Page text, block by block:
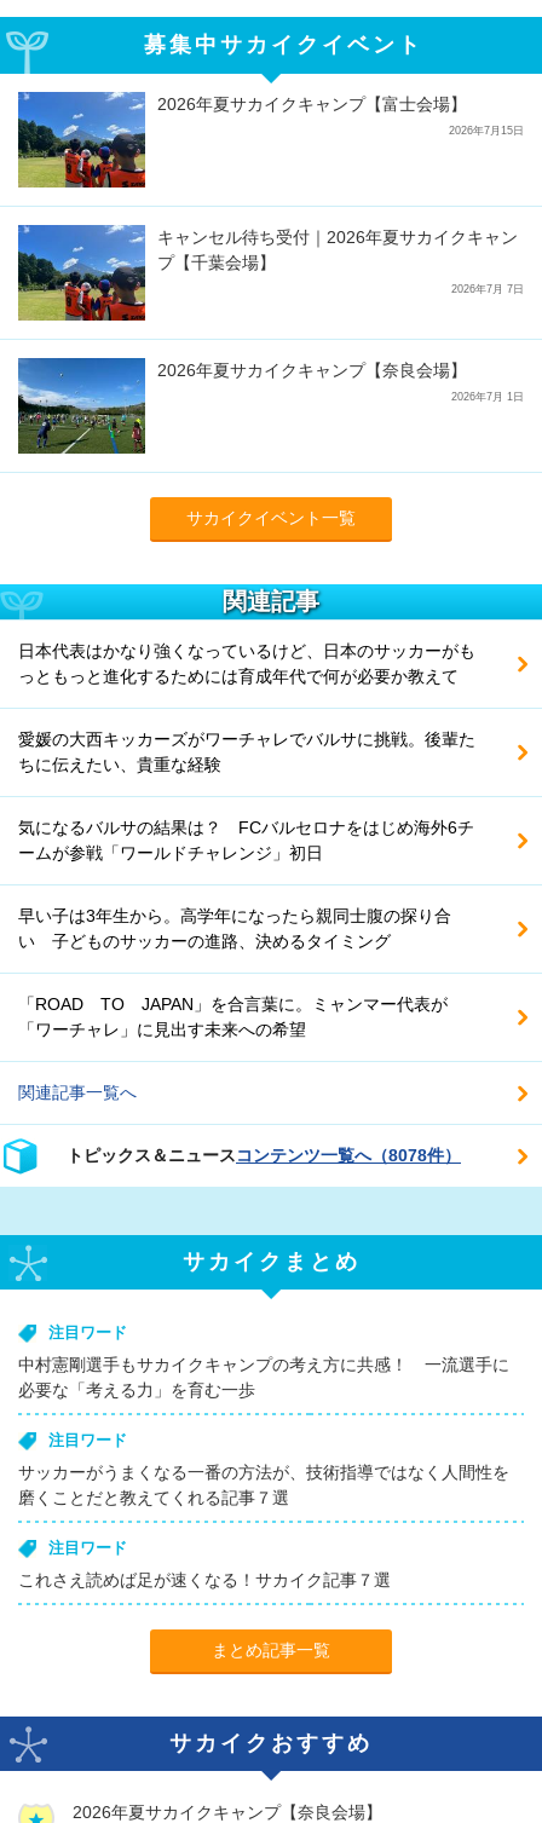
募集中サカイクイベント
2026年夏サカイクキャンプ【富士会場】
2026年7月15日
キャンセル待ち受付｜2026年夏サカイクキャン
プ【千葉会場】
2026年7月 7日
2026年夏サカイクキャンプ【奈良会場】
2026年7月 1日
サカイクイベント一覧
関連記事
日本代表はかなり強くなっているけど、日本のサッカーがも
っともっと進化するためには育成年代で何が必要か教えて
愛媛の大西キッカーズがワーチャレでバルサに挑戦。後輩た
ちに伝えたい、貴重な経験
気になるバルサの結果は？ FCバルセロナをはじめ海外6チ
ームが参戦「ワールドチャレンジ」初日
早い子は3年生から。高学年になったら親同士腹の探り合
い 子どものサッカーの進路、決めるタイミング
「ROAD TO JAPAN」を合言葉に。ミャンマー代表が
「ワーチャレ」に見出す未来への希望
関連記事一覧へ
トピックス＆ニュースコンテンツ一覧へ（8078件）
サカイクまとめ
注目ワード
中村憲剛選手もサカイクキャンプの考え方に共感！ 一流選手に
必要な「考える力」を育む一歩
注目ワード
サッカーがうまくなる一番の方法が、技術指導ではなく人間性を
磨くことだと教えてくれる記事７選
注目ワード
これさえ読めば足が速くなる！サカイク記事７選
まとめ記事一覧
サカイクおすすめ
2026年夏サカイクキャンプ【奈良会場】